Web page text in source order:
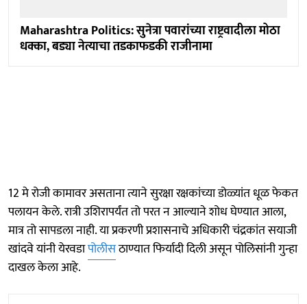
Maharashtra Politics: सुनेत्रा पवारांच्या राष्ट्रवादीला मोठा
धक्का, बड्या नेत्याचा तडकाफडकी राजीनामा
12 मे रोजी कामावर असताना त्याने सुरक्षा रक्षकांच्या डोळ्यांत धूळ फेकत
पलायन केले. रात्री उशिरापर्यंत तो परत न आल्याने शोध घेण्यात आला,
मात्र तो सापडला नाही. या प्रकरणी प्रशासनाचे अधिकारी चंद्रकांत सयाजी
खांदवे यांनी येरवडापोलीसठाण्यात फिर्यादी दिली असून पोलिसांनी गुन्हा
दाखल केला आहे.